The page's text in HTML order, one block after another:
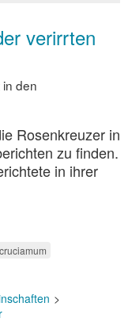
verirrten
den
Rosenkreuzer in
zu finden.
in ihrer